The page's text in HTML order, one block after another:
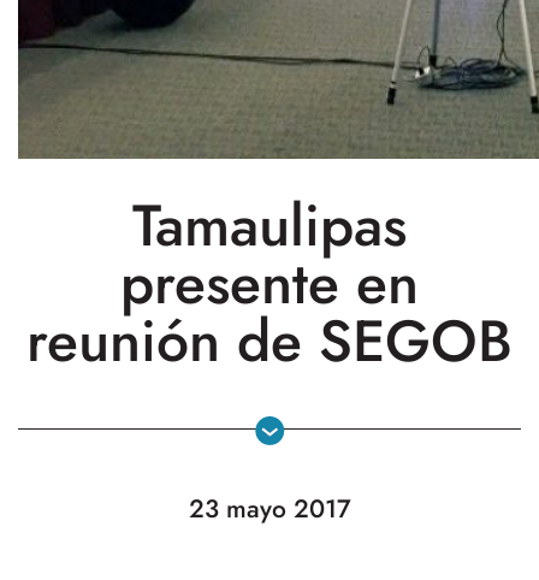
Tamaulipas
presente en
reunión de SEGOB
23 mayo 2017